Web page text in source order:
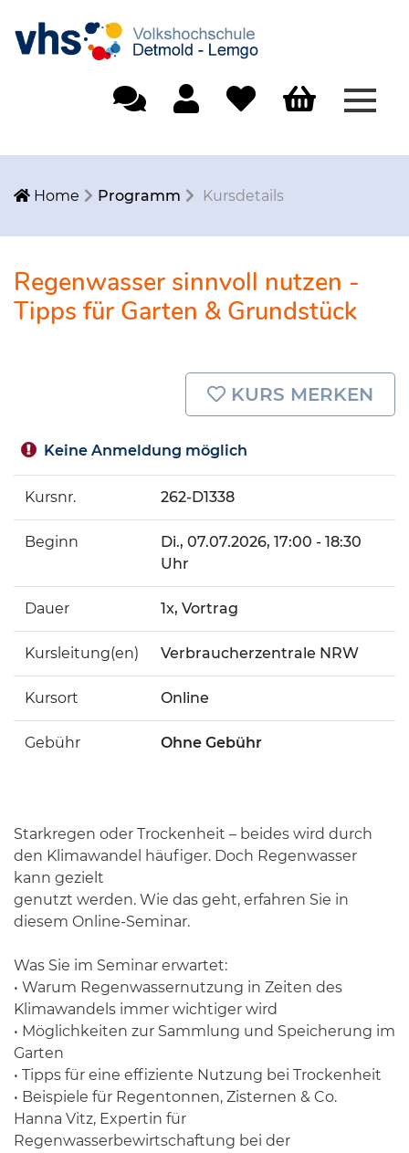
Home Programm Kursdetails
Regenwasser sinnvoll nutzen -
Tipps für Garten & Grundstück
KURS MERKEN
Keine Anmeldung möglich
Kursnr. 262-D1338
Beginn Di., 07.07.2026, 17:00 - 18:30
Uhr
Dauer 1x, Vortrag
Kursleitung(en) Verbraucherzentrale NRW
Kursort Online
Gebühr Ohne Gebühr
Starkregen oder Trockenheit – beides wird durch
den Klimawandel häufiger. Doch Regenwasser
kann gezielt
genutzt werden. Wie das geht, erfahren Sie in
diesem Online-Seminar.
Was Sie im Seminar erwartet:
• Warum Regenwassernutzung in Zeiten des
Klimawandels immer wichtiger wird
• Möglichkeiten zur Sammlung und Speicherung im
Garten
• Tipps für eine effiziente Nutzung bei Trockenheit
• Beispiele für Regentonnen, Zisternen & Co.
Hanna Vitz, Expertin für
Regenwasserbewirtschaftung bei der